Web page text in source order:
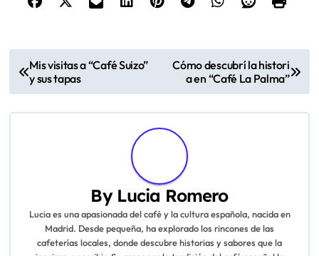
P
o
s
Mis visitas a “Café Suizo”
y sus tapas
Cómo descubrí la histori
a en “Café La Palma”
By Lucia Romero
Lucia es una apasionada del café y la cultura española, nacida en
Madrid. Desde pequeña, ha explorado los rincones de las
cafeterías locales, donde descubre historias y sabores que la